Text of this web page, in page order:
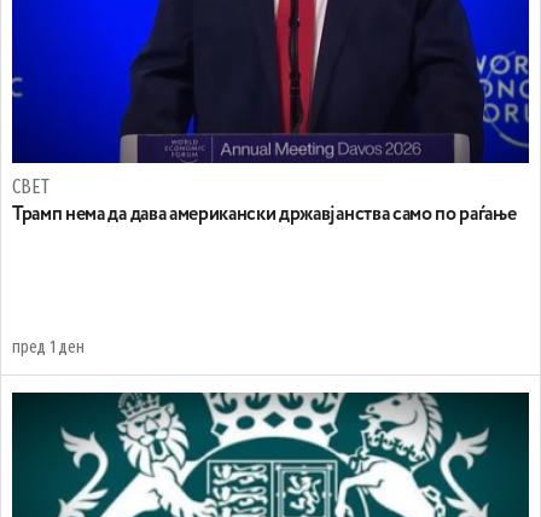
СВЕТ
Трамп нема да дава американски државјанства само по раѓање
пред 1 ден